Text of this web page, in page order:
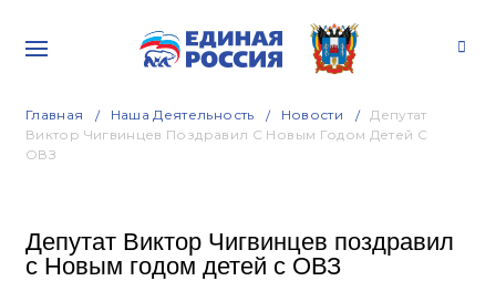
Главная Наша Деятельность Новости
Депутат
Виктор Чигвинцев Поздравил С Новым Годом Детей С
ОВЗ
Депутат Виктор Чигвинцев поздравил
с Новым годом детей с ОВЗ